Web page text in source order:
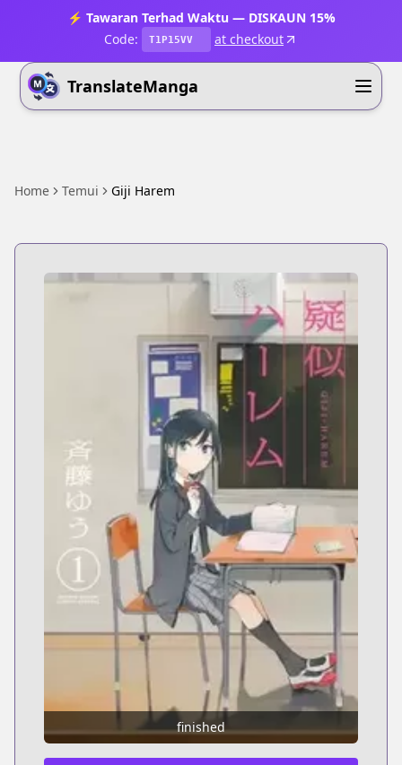
⚡ Tawaran Terhad Waktu — DISKAUN 15%
Code:
T1P15VV at checkout
TranslateManga
Home Temui Giji Harem
finished